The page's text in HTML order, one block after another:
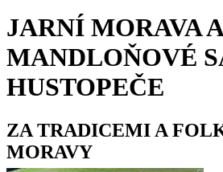
JARNÍ MORAVA A
MANDLOŇOVÉ
HUSTOPEČE
ZA TRADICEMI A
MORAVY